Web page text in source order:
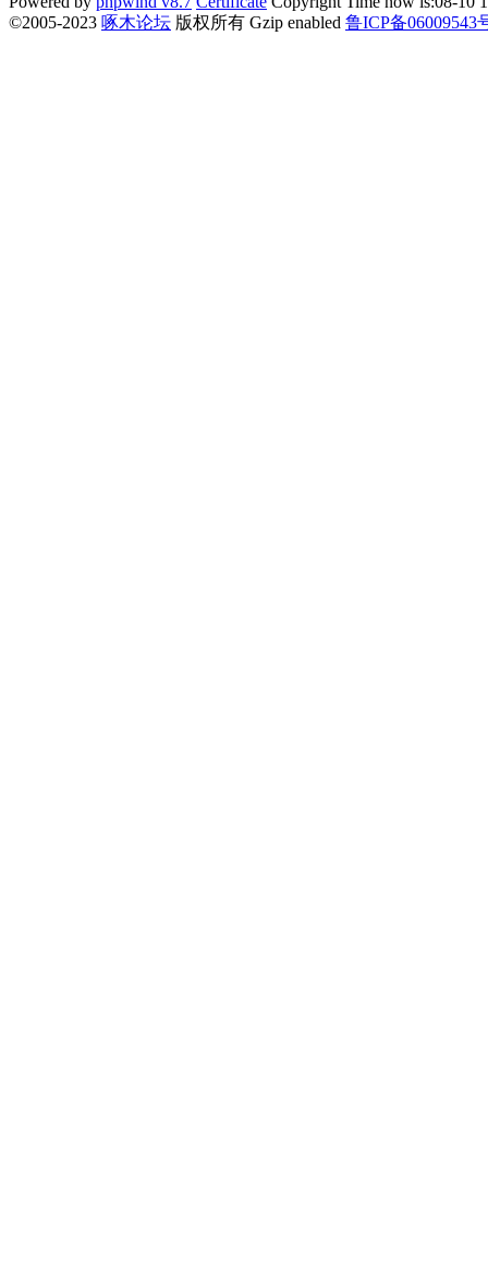
©2005-2023 啄木论坛 版权所有 Gzip enabled 鲁ICP备06009543